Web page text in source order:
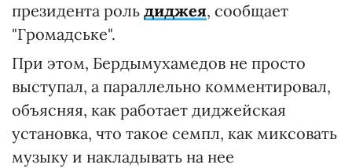
президента роль диджея, сообщает
"Громадське".
При этом, Бердымухамедов не просто
выступал, а параллельно комментировал,
объясняя, как работает диджейская
установка, что такое семпл, как миксовать
музыку и накладывать на нее